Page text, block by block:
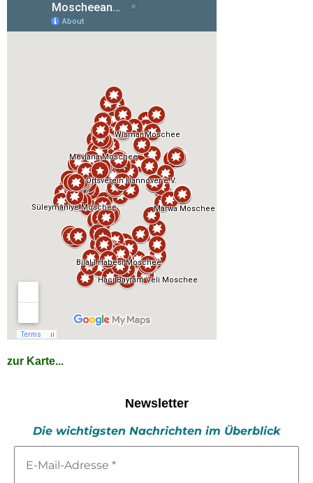
zur Karte...
Newsletter
Die wichtigsten Nachrichten im Überblick
Mail-